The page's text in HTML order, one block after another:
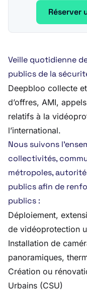
Réserver
Veille quotidienne
publics de la
Deepbloo collecte
d’offres, AMI,
relatifs à la
l’international.
Nous suivons
collectivités,
métropoles,
publics afin de
publics :
Déploiement,
de vidéoprotection
Installation de
panoramiques,
Création ou
Urbains (CSU)